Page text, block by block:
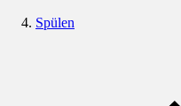
Spülen